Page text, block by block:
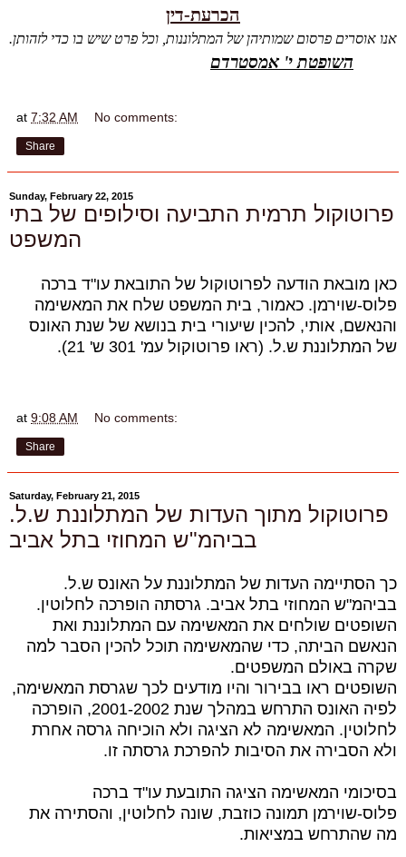
הכרעת-דין
אנו אוסרים פרסום שמותיהן של המתלוננות, וכל פרט שיש בו כדי לזהותן.
השופטת י' אמסטרדם
at 7:32 AM No comments:
Share
Sunday, February 22, 2015
פרוטוקול תרמית התביעה וסילופים של בתי
המשפט
כאן מובאת הודעה לפרוטוקול של התובאת עו"ד ברכה
פלוס-שוירמן. כאמור, בית המשפט שלח את המאשימה
והנאשם, אותי, להכין שיעורי בית בנושא של שנת האונס
של המתלוננת ש.ל. (ראו פרוטוקול עמ' 301 ש' 21).
at 9:08 AM No comments:
Share
Saturday, February 21, 2015
פרוטוקול מתוך העדות של המתלוננת ש.ל.
בביהמ"ש המחוזי בתל אביב
כך הסתיימה העדות של המתלוננת על האונס ש.ל.
בביהמ"ש המחוזי בתל אביב. גרסתה הופרכה לחלוטין.
השופטים שולחים את המאשימה עם המתלוננת ואת
הנאשם הביתה, כדי שהמאשימה תוכל להכין הסבר למה
שקרה באולם המשפטים.
השופטים ראו בבירור והיו מודעים לכך שגרסת המאשימה,
לפיה האונס התרחש במהלך שנת 2001-2002, הופרכה
לחלוטין. המאשימה לא הציגה ולא הוכיחה גרסה אחרת
ולא הסבירה את הסיבות להפרכת גרסתה זו.
בסיכומי המאשימה הציגה התובעת עו"ד ברכה
פלוס-שוירמן תמונה כוזבת, שונה לחלוטין, והסתירה את
מה שהתרחש במציאות.